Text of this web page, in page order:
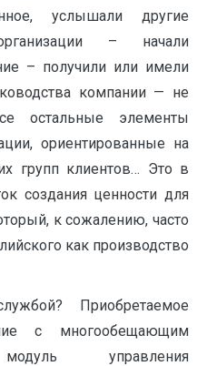
услышали другие
– начали
– получили или имели
компании — не
остальные элементы
ориентированные на
групп клиентов… Это в
создания ценности для
к сожалению, часто
как производство
Приобретаемое
с многообещающим
управления